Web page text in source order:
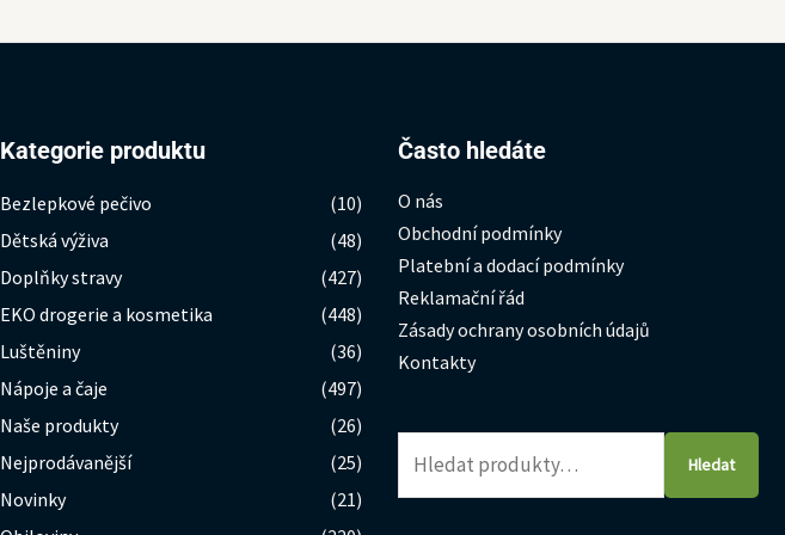
Kategorie produktu
Bezlepkové pečivo
(10)
Dětská výživa
(48)
Doplňky stravy
(427)
EKO drogerie a kosmetika
(448)
Luštěniny
(36)
Nápoje a čaje
(497)
Naše produkty
(26)
Nejprodávanější
(25)
Novinky
(21)
Často hledáte
O nás
Obchodní podmínky
Platební a dodací podmínky
Reklamační řád
Zásady ochrany osobních údajů
Kontakty
Hledat:
Hledat